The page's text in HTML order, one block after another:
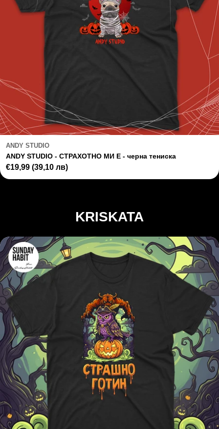
ANDY STUDIO
ANDY STUDIO - СТРАХОТНО МИ Е - черна тениска
Regular
price
€19,99 (39,10 лв)
KRISKATA